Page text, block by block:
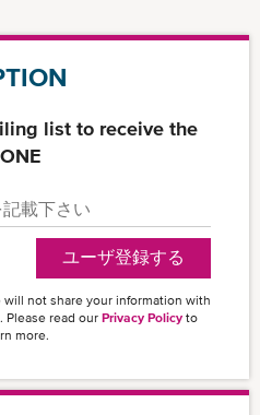
list to receive the
ユーザ登録する
will not share your information with
Please read our Privacy Policy to
more.